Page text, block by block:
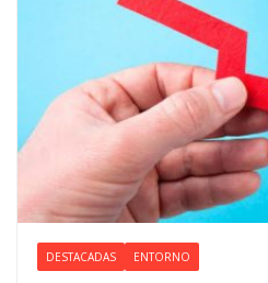
DESTACADAS ENTORNO